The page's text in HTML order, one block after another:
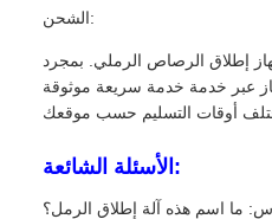
الشحن:
إطلاق الرصاص الرملي. بمجرد
عبر خدمة خدمة سريعة موثوقة
الأسئلة الشائعة:
س: ما اسم هذه آلة إطلاق الرمل؟